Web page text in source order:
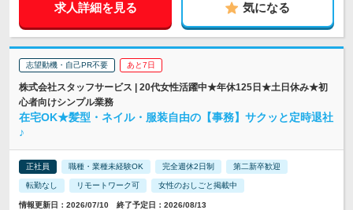
求人詳細を見る 気になる
志望動機・自己PR不要 あと7日
株式会社スタッフサービス | 20代女性活躍中★年休125日★土日休み★初
心者向けシンプル業務
在宅OK★髪型・ネイル・服装自由の【事務】サクッと定時退社
♪
正社員 職種・業種未経験OK 完全週休2日制 第二新卒歓迎
転勤なし リモートワーク可 女性のおしごと掲載中
情報更新日：2026/07/10 終了予定日：2026/08/13